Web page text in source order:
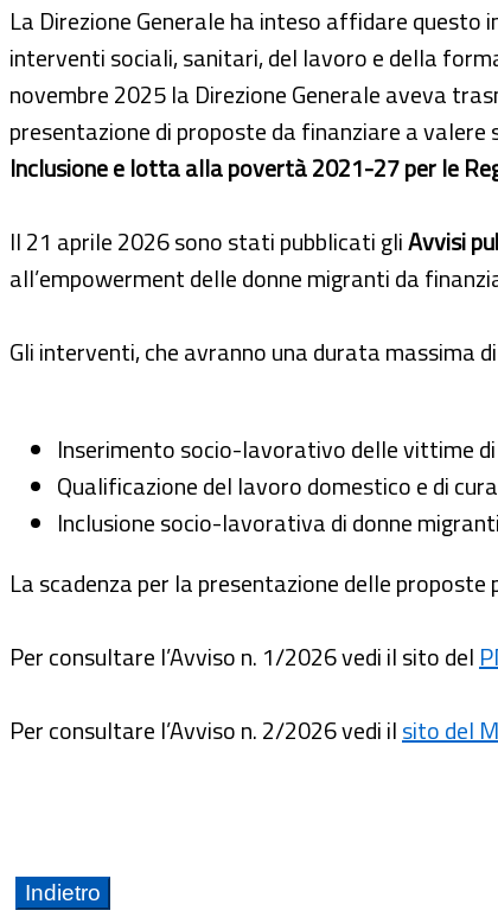
La Direzione Generale ha inteso affidare questo
interventi sociali, sanitari, del lavoro e della
novembre 2025 la Direzione Generale aveva
presentazione di proposte da finanziare a valere
Inclusione e lotta alla povertà 2021-27 per le
Il 21 aprile 2026 sono stati pubblicati gliAvvisi
all’empowerment delle donne migranti da
Gli interventi, che avranno una durata massima di
Inserimento socio-lavorativo delle vittime
Qualificazione del lavoro domestico e di
Inclusione socio-lavorativa di donne
La scadenza per la presentazione delle
Per consultare l’Avviso n. 1/2026 vedi il sito del
Per consultare l’Avviso n. 2/2026 vedi ilsito del